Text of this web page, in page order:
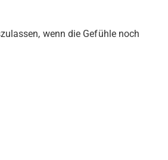
wenn die Gefühle noch